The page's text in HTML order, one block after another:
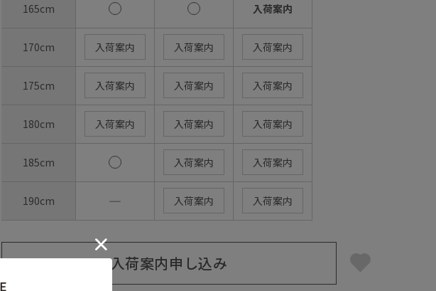
165cm 入荷案内
170cm 入荷案内 入荷案内 入荷案内
175cm 入荷案内 入荷案内 入荷案内
180cm 入荷案内 入荷案内 入荷案内
185cm 入荷案内 入荷案内
190cm ― 入荷案内 入荷案内
入荷案内申し込み